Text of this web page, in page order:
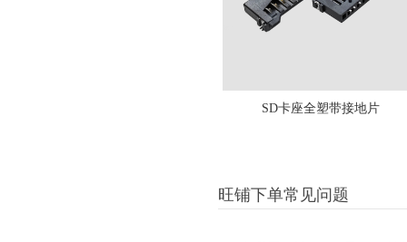
SD卡座全塑带接地片
旺铺下单常见问题